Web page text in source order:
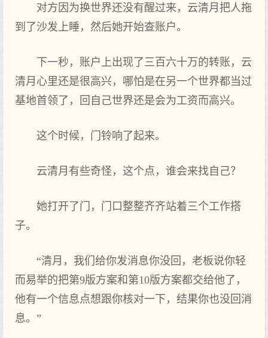
对方因为换世界还没有醒过来，云清月把人拖
到了沙发上睡，然后她开始查账户。
下一秒，账户上出现了三百六十万的转账，云
清月心里还是很高兴，哪怕是在另一个世界都当过
基地首领了，回自己世界还是会为工资而高兴。
这个时候，门铃响了起来。
云清月有些奇怪，这个点，谁会来找自己？
她打开了门，门口整整齐齐站着三个工作搭
子。
“清月，我们给你发消息你没回，老板说你轻
而易举的把第9版方案和第10版方案都交给他了，
他有一个信息点想跟你核对一下，结果你也没回消
息。”